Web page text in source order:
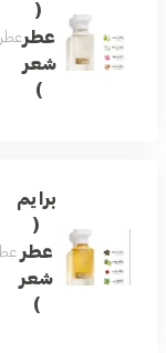
(
عطر
شعر
)
برايم
(
عطر
شعر
)